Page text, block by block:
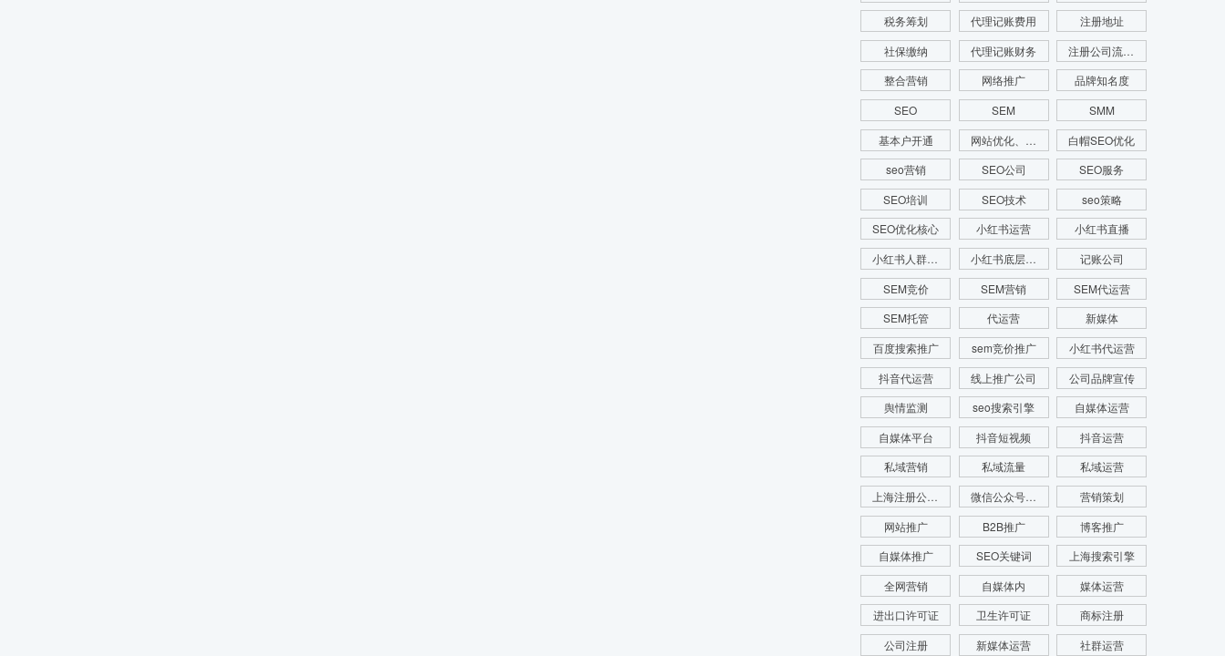
税务筹划
代理记账费用
注册地址
社保缴纳
代理记账财务
注册公司流程费用
整合营销
网络推广
品牌知名度
SEO
SEM
SMM
基本户开通
网站优化、SEO优化、SEO网站优化、关键词优化
白帽SEO优化
seo营销
SEO公司
SEO服务
SEO培训
SEO技术
seo策略
SEO优化核心
小红书运营
小红书直播
小红书人群画像
小红书底层逻辑
记账公司
SEM竞价
SEM营销
SEM代运营
SEM托管
代运营
新媒体
百度搜索推广
sem竞价推广
小红书代运营
抖音代运营
线上推广公司
公司品牌宣传
舆情监测
seo搜索引擎
自媒体运营
自媒体平台
抖音短视频
抖音运营
私域营销
私域流量
私域运营
上海注册公司费用
微信公众号运营
营销策划
网站推广
B2B推广
博客推广
自媒体推广
SEO关键词
上海搜索引擎
全网营销
自媒体内
媒体运营
进出口许可证
卫生许可证
商标注册
公司注册
新媒体运营
社群运营